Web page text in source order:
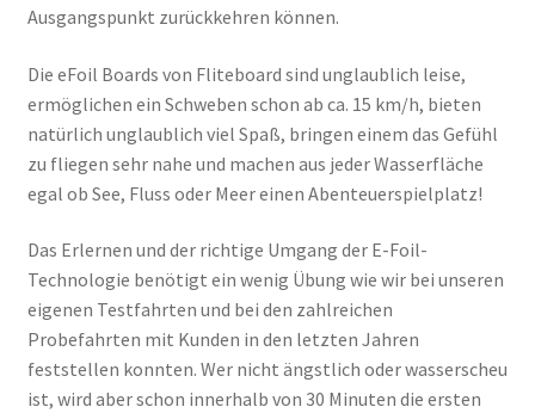
Ausgangspunkt zurückkehren können.
Die eFoil Boards von Fliteboard sind unglaublich leise,
ermöglichen ein Schweben schon ab ca. 15 km/h, bieten
natürlich unglaublich viel Spaß, bringen einem das Gefühl
zu fliegen sehr nahe und machen aus jeder Wasserfläche
egal ob See, Fluss oder Meer einen Abenteuerspielplatz!
Das Erlernen und der richtige Umgang der E-Foil-
Technologie benötigt ein wenig Übung wie wir bei unseren
eigenen Testfahrten und bei den zahlreichen
Probefahrten mit Kunden in den letzten Jahren
feststellen konnten. Wer nicht ängstlich oder wasserscheu
ist, wird aber schon innerhalb von 30 Minuten die ersten